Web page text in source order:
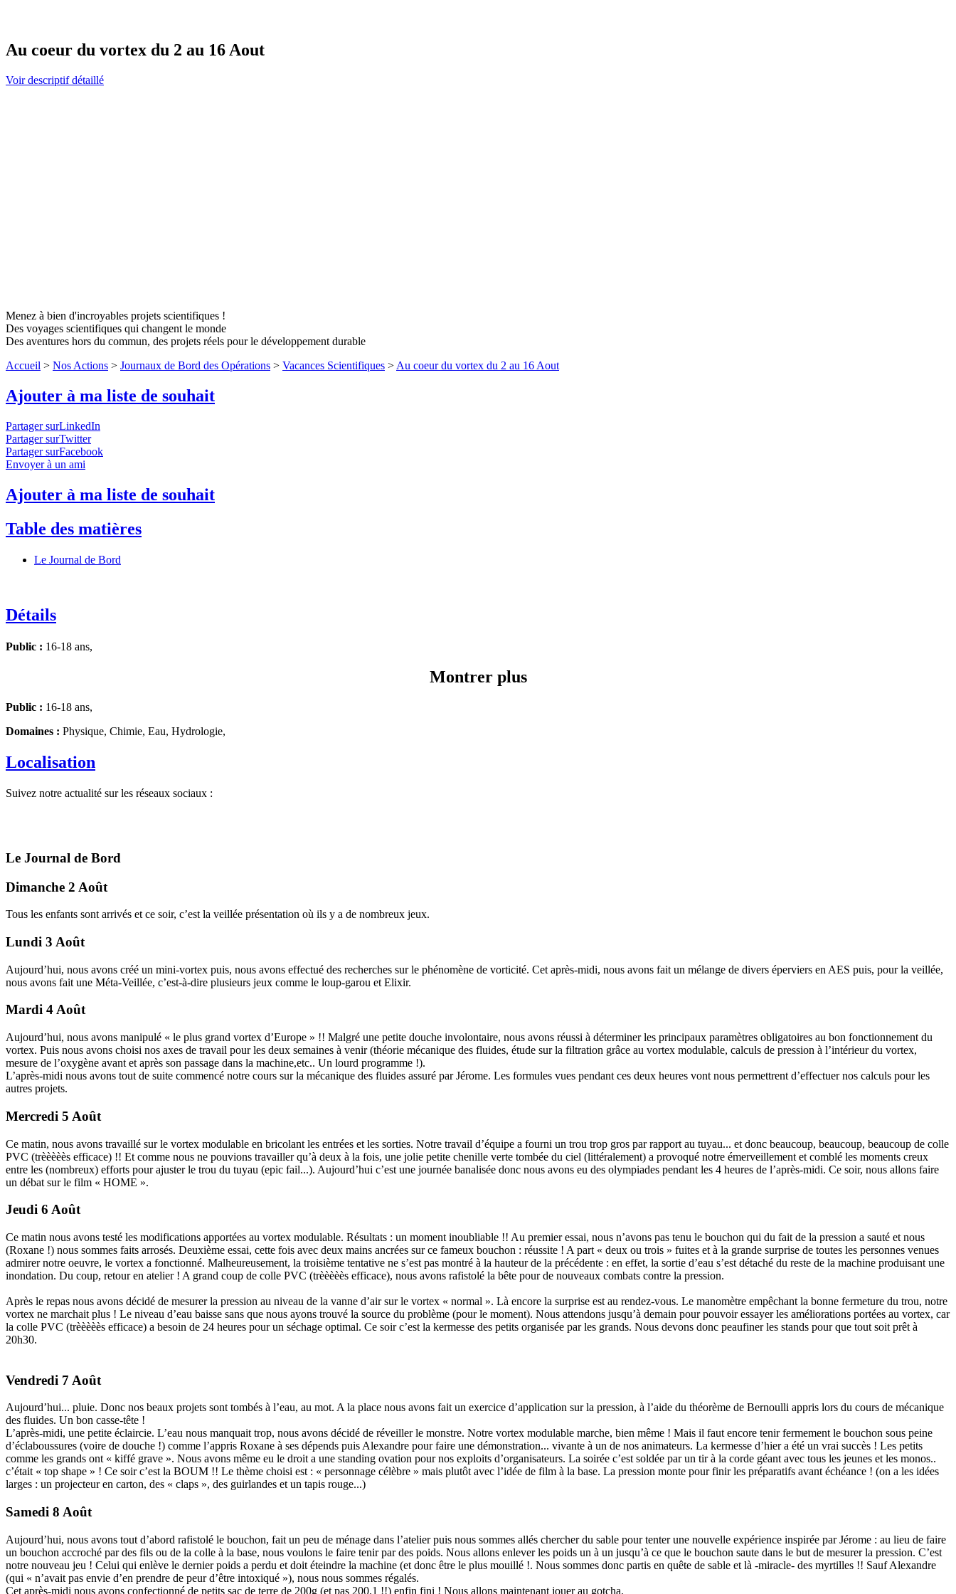
Au coeur du vortex du 2 au 16 Aout
Voir descriptif détaillé
Menez à bien d'incroyables projets scientifiques !
Des voyages scientifiques qui changent le monde
Des aventures hors du commun, des projets réels pour le développement durable
Accueil > Nos Actions > Journaux de Bord des Opérations > Vacances Scientifiques > Au coeur du vortex du 2 au 16 Aout
Ajouter à ma liste de souhait
Partager surLinkedIn
Partager surTwitter
Partager surFacebook
Envoyer à un ami
Ajouter à ma liste de souhait
Table des matières
Le Journal de Bord
Détails
Public : 16-18 ans,
Montrer plus
Public : 16-18 ans,
Domaines : Physique, Chimie, Eau, Hydrologie,
Localisation
Suivez notre actualité sur les réseaux sociaux :
Le Journal de Bord
Dimanche 2 Août
Tous les enfants sont arrivés et ce soir, c’est la veillée présentation où ils y a de nombreux jeux.
Lundi 3 Août
Aujourd’hui, nous avons créé un mini-vortex puis, nous avons effectué des recherches sur le phénomène de vorticité. Cet après-midi, nous avons fait un mélange de divers éperviers en AES puis, pour la veillée,
nous avons fait une Méta-Veillée, c’est-à-dire plusieurs jeux comme le loup-garou et Elixir.
Mardi 4 Août
Aujourd’hui, nous avons manipulé « le plus grand vortex d’Europe » !! Malgré une petite douche involontaire, nous avons réussi à déterminer les principaux paramètres obligatoires au bon fonctionnement du
vortex. Puis nous avons choisi nos axes de travail pour les deux semaines à venir (théorie mécanique des fluides, étude sur la filtration grâce au vortex modulable, calculs de pression à l’intérieur du vortex,
mesure de l’oxygène avant et après son passage dans la machine,etc.. Un lourd programme !).
L’après-midi nous avons tout de suite commencé notre cours sur la mécanique des fluides assuré par Jérome. Les formules vues pendant ces deux heures vont nous permettrent d’effectuer nos calculs pour les
autres projets.
Mercredi 5 Août
Ce matin, nous avons travaillé sur le vortex modulable en bricolant les entrées et les sorties. Notre travail d’équipe a fourni un trou trop gros par rapport au tuyau... et donc beaucoup, beaucoup, beaucoup de colle
PVC (trèèèèès efficace) !! Et comme nous ne pouvions travailler qu’à deux à la fois, une jolie petite chenille verte tombée du ciel (littéralement) a provoqué notre émerveillement et comblé les moments creux
entre les (nombreux) efforts pour ajuster le trou du tuyau (epic fail...). Aujourd’hui c’est une journée banalisée donc nous avons eu des olympiades pendant les 4 heures de l’après-midi. Ce soir, nous allons faire
un débat sur le film « HOME ».
Jeudi 6 Août
Ce matin nous avons testé les modifications apportées au vortex modulable. Résultats : un moment inoubliable !! Au premier essai, nous n’avons pas tenu le bouchon qui du fait de la pression a sauté et nous
(Roxane !) nous sommes faits arrosés. Deuxième essai, cette fois avec deux mains ancrées sur ce fameux bouchon : réussite ! A part « deux ou trois » fuites et à la grande surprise de toutes les personnes venues
admirer notre oeuvre, le vortex a fonctionné. Malheureusement, la troisième tentative ne s’est pas montré à la hauteur de la précédente : en effet, la sortie d’eau s’est détaché du reste de la machine produisant une
inondation. Du coup, retour en atelier ! A grand coup de colle PVC (trèèèèès efficace), nous avons rafistolé la bête pour de nouveaux combats contre la pression.
Après le repas nous avons décidé de mesurer la pression au niveau de la vanne d’air sur le vortex « normal ». Là encore la surprise est au rendez-vous. Le manomètre empêchant la bonne fermeture du trou, notre
vortex ne marchait plus ! Le niveau d’eau baisse sans que nous ayons trouvé la source du problème (pour le moment). Nous attendons jusqu’à demain pour pouvoir essayer les améliorations portées au vortex, car
la colle PVC (trèèèèès efficace) a besoin de 24 heures pour un séchage optimal. Ce soir c’est la kermesse des petits organisée par les grands. Nous devons donc peaufiner les stands pour que tout soit prêt à
20h30.
Vendredi 7 Août
Aujourd’hui... pluie. Donc nos beaux projets sont tombés à l’eau, au mot. A la place nous avons fait un exercice d’application sur la pression, à l’aide du théorème de Bernoulli appris lors du cours de mécanique
des fluides. Un bon casse-tête !
L’après-midi, une petite éclaircie. L’eau nous manquait trop, nous avons décidé de réveiller le monstre. Notre vortex modulable marche, bien même ! Mais il faut encore tenir fermement le bouchon sous peine
d’éclaboussures (voire de douche !) comme l’appris Roxane à ses dépends puis Alexandre pour faire une démonstration... vivante à un de nos animateurs. La kermesse d’hier a été un vrai succès ! Les petits
comme les grands ont « kiffé grave ». Nous avons même eu le droit a une standing ovation pour nos exploits d’organisateurs. La soirée c’est soldée par un tir à la corde géant avec tous les jeunes et les monos..
c’était « top shape » ! Ce soir c’est la BOUM !! Le thème choisi est : « personnage célèbre » mais plutôt avec l’idée de film à la base. La pression monte pour finir les préparatifs avant échéance ! (on a les idées
larges : un projecteur en carton, des « claps », des guirlandes et un tapis rouge...)
Samedi 8 Août
Aujourd’hui, nous avons tout d’abord rafistolé le bouchon, fait un peu de ménage dans l’atelier puis nous sommes allés chercher du sable pour tenter une nouvelle expérience inspirée par Jérome : au lieu de faire
un bouchon accroché par des fils ou de la colle à la base, nous voulons le faire tenir par des poids. Nous allons enlever les poids un à un jusqu’à ce que le bouchon saute dans le but de mesurer la pression. C’est
notre nouveau jeu ! Celui qui enlève le dernier poids a perdu et doit éteindre la machine (et donc être le plus mouillé !. Nous sommes donc partis en quête de sable et là -miracle- des myrtilles !! Sauf Alexandre
(qui « n’avait pas envie d’en prendre de peur d’être intoxiqué »), nous nous sommes régalés.
Cet après-midi nous avons confectionné de petits sac de terre de 200g (et pas 200,1 !!) enfin fini ! Nous allons maintenant jouer au gotcha.